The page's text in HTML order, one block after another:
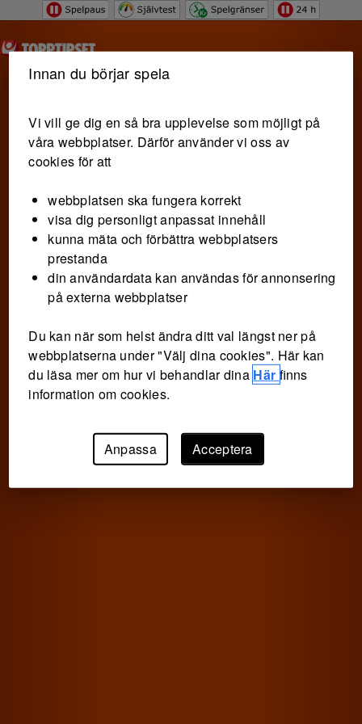
Hoppa till innehåll
Innan du börjar spela
Vi vill ge dig en så bra upplevelse som möjligt på
våra webbplatser. Därför använder vi oss av
cookies för att
webbplatsen ska fungera korrekt
visa dig personligt anpassat innehåll
kunna mäta och förbättra webbplatsers
prestanda
din användardata kan användas för annonsering
på externa webbplatser
Du kan när som helst ändra ditt val längst ner på
webbplatserna under "Välj dina cookies". Här kan
du läsa mer om hur vi behandlar dina Här finns
information om cookies.
Anpassa Acceptera